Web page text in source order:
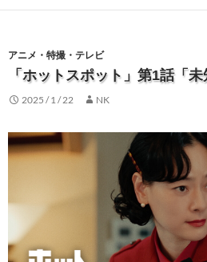
アニメ・特撮・テレビ
「ホットスポット」第1話「未
2025 / 1 / 22 NK